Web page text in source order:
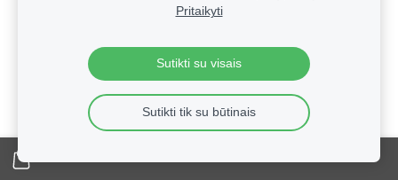
Technologinės verslo dovanos su logotipu | Reklaminė
Pritaikyti
Sutikti su visais
Sutikti tik su būtinais